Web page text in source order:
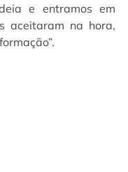
e entramos em
aceitaram na hora,